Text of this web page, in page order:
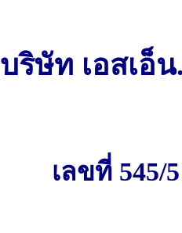
บริษัท เอสเอ็
เลขที่